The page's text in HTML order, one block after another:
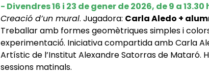
- Divendres 16 i 23 de gener de 2026, de 9 a 13.30
Creació d’un mural. Jugadora: Carla Aledo +
Treballar amb formes geomètriques simples i
experimentació́. Iniciativa compartida amb Carla
Artístic de l’Institut Alexandre Satorras de Mataró.
sessions matinals.